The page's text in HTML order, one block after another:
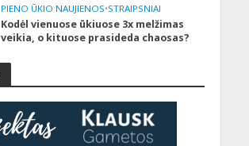
PIENO ŪKIO NAUJIENOS•STRAIPSNIAI
Kodėl vienuose ūkiuose 3x melžimas
veikia, o kituose prasideda chaosas?